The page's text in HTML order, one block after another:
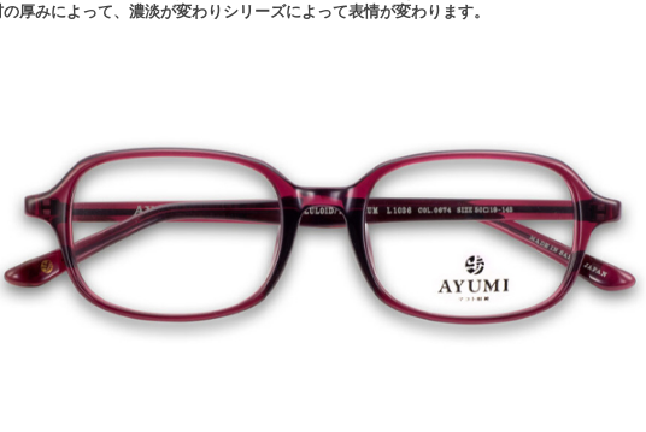
厚みによって、濃淡が変わりシリーズによって表情が変わります。